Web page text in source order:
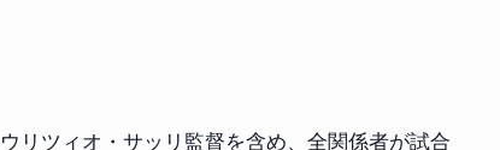
リツィオ・サッリ監督を含め、全関係者が試合